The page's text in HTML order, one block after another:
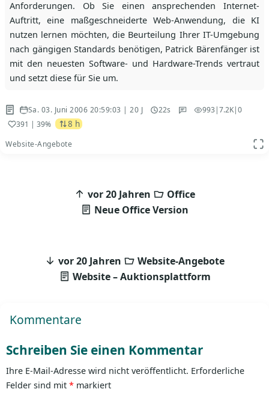
Anforderungen. Ob Sie einen ansprechenden Internet-
Auftritt, eine maßgeschneiderte Web-Anwendung, die KI
nutzen lernen möchten, die Beurteilung Ihrer IT-Umgebung
nach gängigen Standards benötigen, Patrick Bärenfänger ist
mit den neuesten Software- und Hardware-Trends vertraut
und setzt diese für Sie um.
Sa. 03. Juni 2006 20:59:03 | 20 J 22s 993|7.2K|0
391 | 39% 8 h
Website-Angebote
vor 20 Jahren
Office
Neue Office Version
vor 20 Jahren
Website-Angebote
Website – Auktionsplattform
Kommentare
Schreiben Sie einen Kommentar
Ihre E-Mail-Adresse wird nicht veröffentlicht. Erforderliche
Felder sind mit * markiert